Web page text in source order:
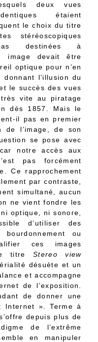
deux vues
étaient
le choix du titre
stéréoscopiques
destinées à
image devait être
optique pour n’en
donnant l’illusion du
le succès des vues
vite au piratage
dès 1857. Mais le
il pas en premier
l’image, de son
se pose avec
notre accès aux
pas forcément
Ce rapprochement
par contraste,
simultané, aucun
ne vient fondre les
optique, ni sonore,
d’utiliser des
ou
ces images
titre Stereo view
désuète et un
et accompagne
de l’exposition.
de donner une
Internet ». Terme à
depuis plus de
de l’extrême
en manipuler